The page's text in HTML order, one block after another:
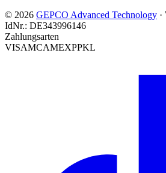
© 2026 GEPCO Advanced Technology ·
IdNr.: DE343996146
Zahlungsarten
VISAMCAMEXPPKL